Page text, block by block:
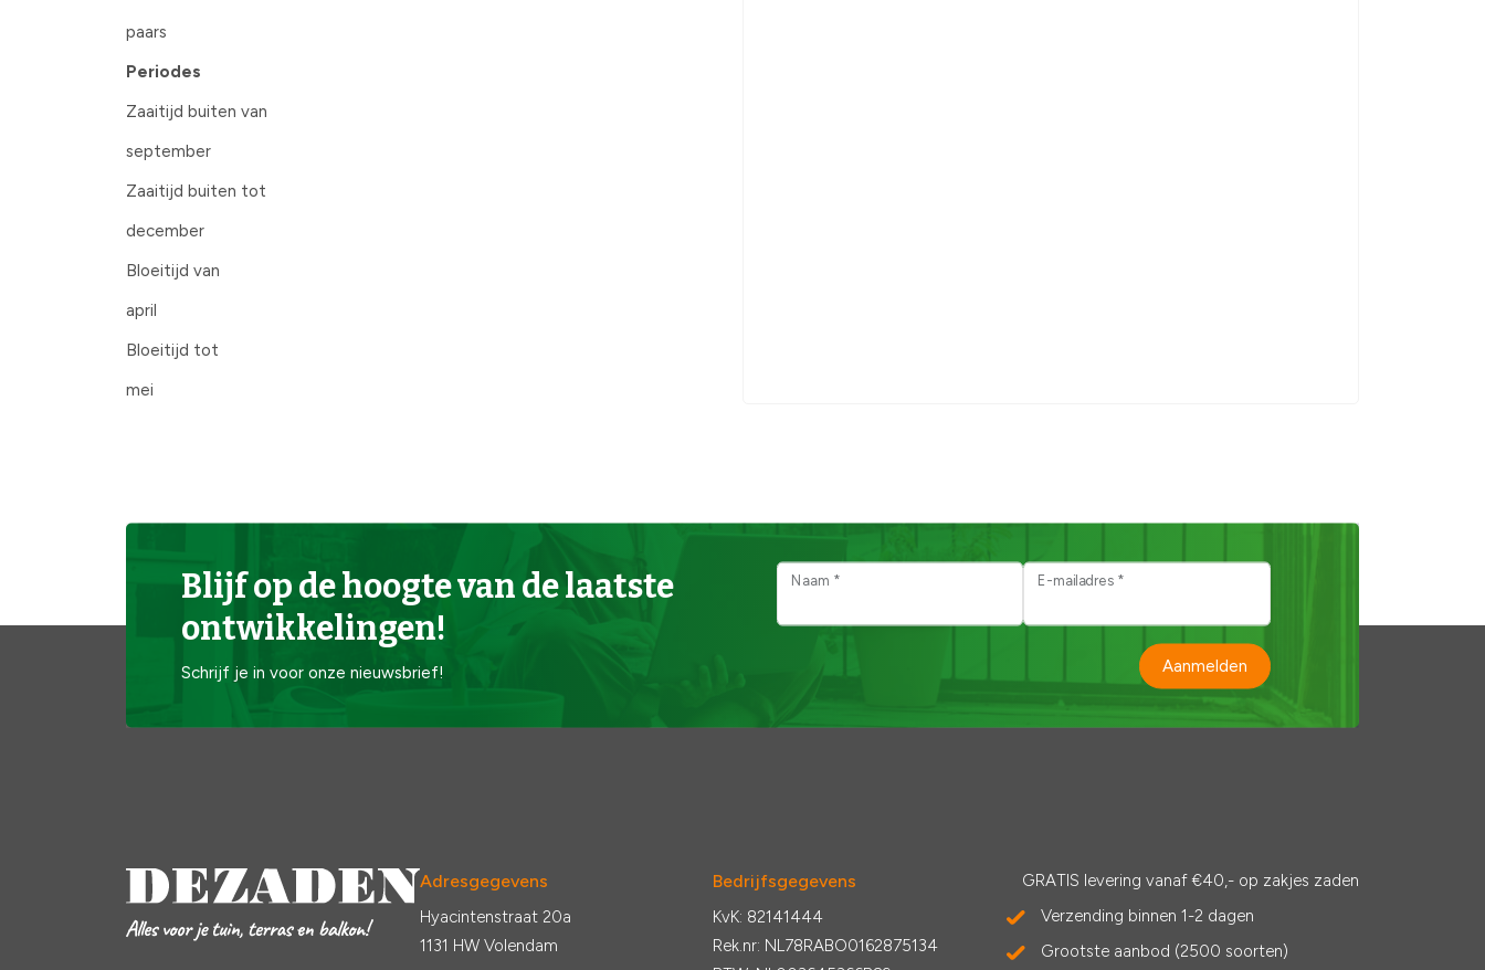
paars
Periodes
Zaaitijd buiten van
september
Zaaitijd buiten tot
december
Bloeitijd van
april
Bloeitijd tot
mei
Blijf op de hoogte van de laatste
ontwikkelingen!
Schrijf je in voor onze nieuwsbrief!
Naam * E-mailadres *
Aanmelden
Adresgegevens
Hyacintenstraat 20a
1131 HW Volendam
Bedrijfsgegevens
KvK: 82141444
Rek.nr: NL78RABO0162875134
GRATIS levering vanaf €40,- op zakjes zaden
Verzending binnen 1-2 dagen
Grootste aanbod (2500 soorten)